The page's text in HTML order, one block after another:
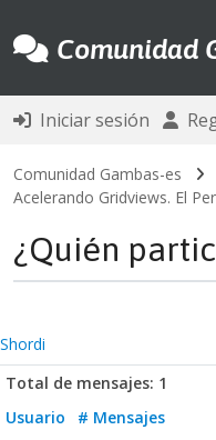
Comunidad
Iniciar sesión
Comunidad Gambas-es
Acelerando Gridviews. El
¿Quién
Shordi
Total de mensajes: 1
Usuario
# Mensajes